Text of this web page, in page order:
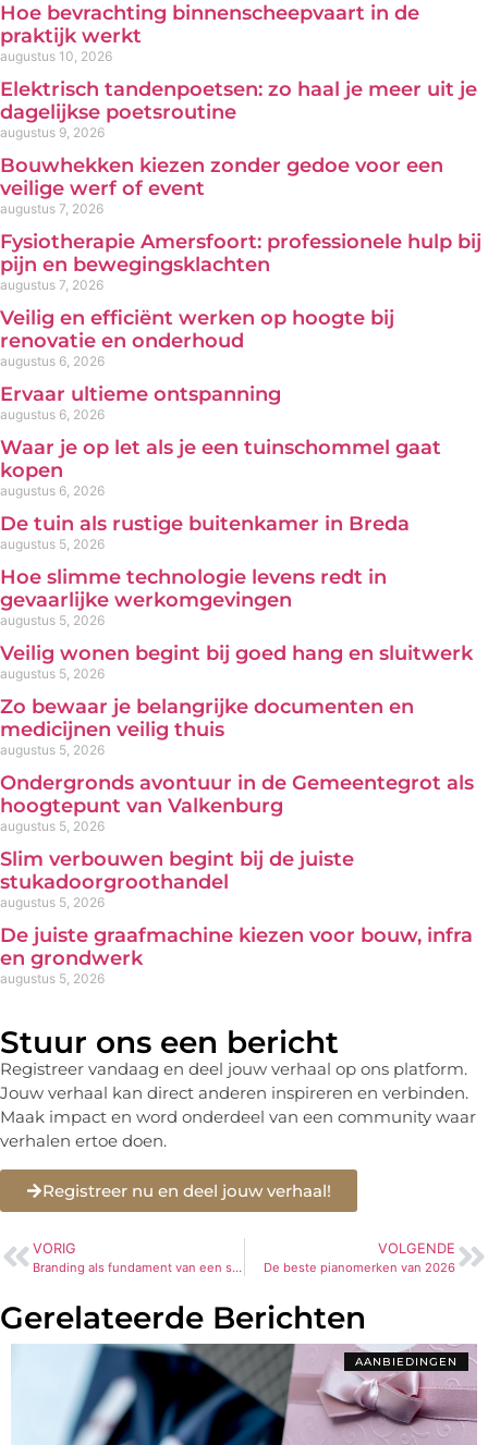
Hoe bevrachting binnenscheepvaart in de
praktijk werkt
augustus 10, 2026
Elektrisch tandenpoetsen: zo haal je meer uit je
dagelijkse poetsroutine
augustus 9, 2026
Bouwhekken kiezen zonder gedoe voor een
veilige werf of event
augustus 7, 2026
Fysiotherapie Amersfoort: professionele hulp bij
pijn en bewegingsklachten
augustus 7, 2026
Veilig en efficiënt werken op hoogte bij
renovatie en onderhoud
augustus 6, 2026
Ervaar ultieme ontspanning
augustus 6, 2026
Waar je op let als je een tuinschommel gaat
kopen
augustus 6, 2026
De tuin als rustige buitenkamer in Breda
augustus 5, 2026
Hoe slimme technologie levens redt in
gevaarlijke werkomgevingen
augustus 5, 2026
Veilig wonen begint bij goed hang en sluitwerk
augustus 5, 2026
Zo bewaar je belangrijke documenten en
medicijnen veilig thuis
augustus 5, 2026
Ondergronds avontuur in de Gemeentegrot als
hoogtepunt van Valkenburg
augustus 5, 2026
Slim verbouwen begint bij de juiste
stukadoorgroothandel
augustus 5, 2026
De juiste graafmachine kiezen voor bouw, infra
en grondwerk
augustus 5, 2026
Stuur ons een bericht
Registreer vandaag en deel jouw verhaal op ons platform.
Jouw verhaal kan direct anderen inspireren en verbinden.
Maak impact en word onderdeel van een community waar
verhalen ertoe doen.
Registreer nu en deel jouw verhaal!
VORIG
Branding als fundament van een sterk merk
VOLGENDE
De beste pianomerken van 2026
Gerelateerde Berichten
AANBIEDINGEN